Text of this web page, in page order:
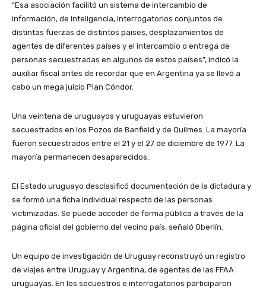
“Esa asociación facilitó un sistema de intercambio de
información, de inteligencia, interrogatorios conjuntos de
distintas fuerzas de distintos países, desplazamientos de
agentes de diferentes países y el intercambio o entrega de
personas secuestradas en algunos de estos países”, indicó la
auxiliar fiscal antes de recordar que en Argentina ya se llevó a
cabo un mega juicio Plan Cóndor.
Una veintena de uruguayos y uruguayas estuvieron
secuestrados en los Pozos de Banfield y de Quilmes. La mayoría
fueron secuestrados entre el 21 y el 27 de diciembre de 1977. La
mayoría permanecen desaparecidos.
El Estado uruguayo desclasificó documentación de la dictadura y
se formó una ficha individual respecto de las personas
victimizadas. Se puede acceder de forma pública a través de la
página oficial del gobierno del vecino país, señaló Oberlín.
Un equipo de investigación de Uruguay reconstruyó un registro
de viajes entre Uruguay y Argentina, de agentes de las FFAA
uruguayas. En los secuestros e interrogatorios participaron